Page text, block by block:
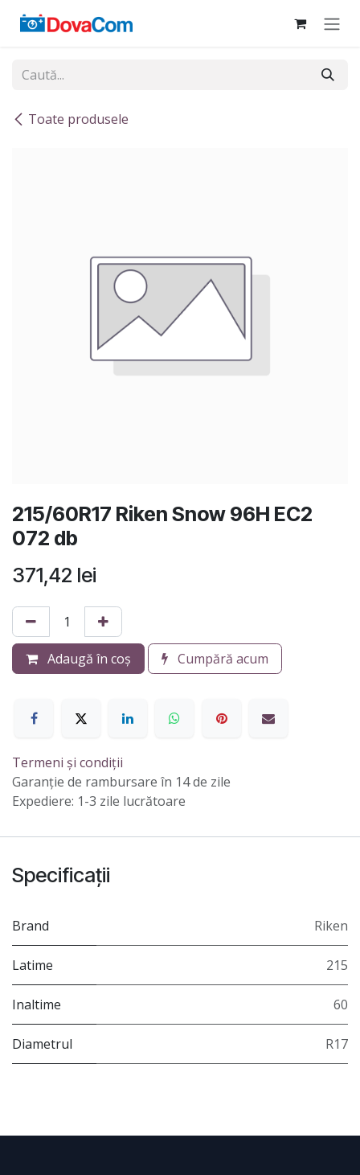
Toate produsele
215/60R17 Riken Snow 96H EC2
072 db
371,42 lei
Adaugă în coș Cumpără acum
Termeni și condiții
Garanție de rambursare în 14 de zile
Expediere: 1-3 zile lucrătoare
Specificații
Brand Riken
Latime 215
Inaltime 60
Diametrul R17